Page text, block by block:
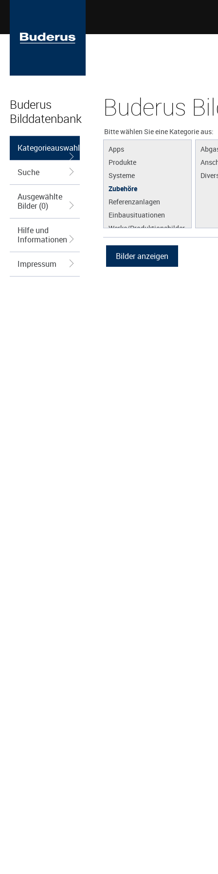
Buderus
Bilddatenbank
Kategorieauswahl
Suche
Ausgewählte
Bilder (0)
Hilfe und
Informationen
Impressum
Buderus
Bitte wählen Sie eine Kategorie aus:
Apps
Produkte
Systeme
Zubehöre
Referenzanlagen
Einbausituationen
Werke/Produktionsbilder
Grafiken